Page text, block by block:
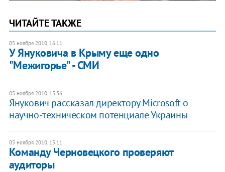
ЧИТАЙТЕ ТАКЖЕ
05 ноября 2010, 16:11
У Януковича в Крыму еще одно
"Межигорье" - СМИ
05 ноября 2010, 15:36
Янукович рассказал директору Microsoft о
научно-техническом потенциале Украины
05 ноября 2010, 15:11
Команду Черновецкого проверяют
аудиторы